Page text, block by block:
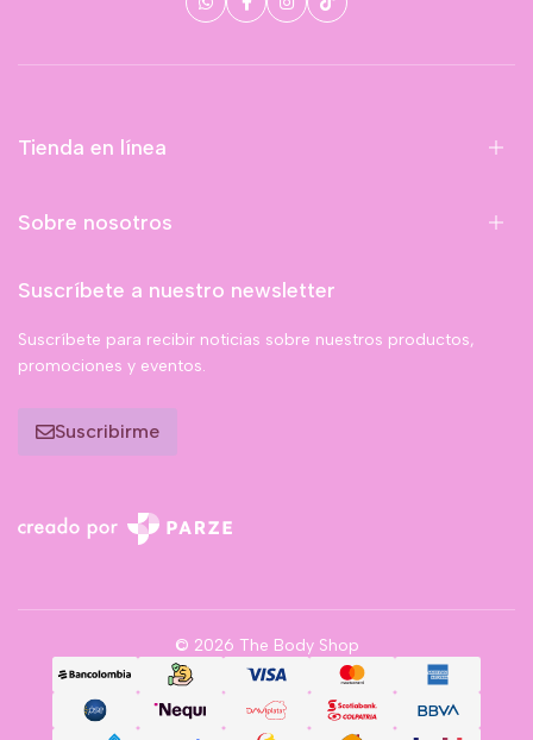
Tienda en línea
Sobre nosotros
Suscríbete a nuestro newsletter
Suscríbete para recibir noticias sobre nuestros productos,
promociones y eventos.
Suscribirme
© 2026 The Body Shop